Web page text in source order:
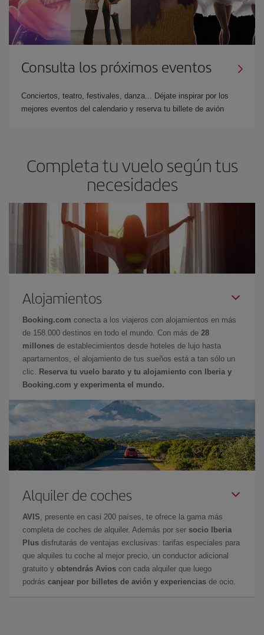
Consulta los próximos eventos
Conciertos, teatro, festivales, danza... Déjate inspirar por los
mejores eventos del calendario y reserva tu billete de avión
Completa tu vuelo según tus
necesidades
Alojamientos
Booking.com conecta a los viajeros con alojamientos en más
de 158.000 destinos en todo el mundo. Con más de 28
millones de establecimientos desde hoteles de lujo hasta
apartamentos, el alojamiento de tus sueños está a tan sólo un
clic.
Reserva tu vuelo barato y tu alojamiento con Iberia y
Booking.com y experimenta el mundo.
Alquiler de coches
AVIS , presente en casi 200 países, te ofrece la gama más
completa de coches de alquiler. Además por ser socio Iberia
Plus disfrutarás de ventajas exclusivas: tarifas especiales para
que alquiles tu coche al mejor precio, un conductor adicional
gratuito y obtendrás Avios con cada alquiler que luego
podrás canjear por billetes de avión y experiencias de ocio.